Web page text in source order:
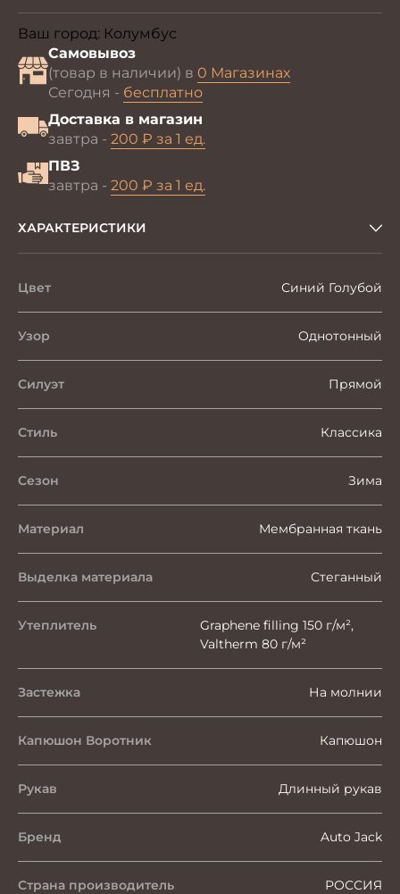
Ваш город: Колумбус
Самовывоз
(товар в наличии) в 0 Магазинах
Сегодня - бесплатно
Доставка в магазин
завтра - 200 ₽ за 1 ед.
ПВЗ
завтра - 200 ₽ за 1 ед.
ХАРАКТЕРИСТИКИ
Цвет Синий Голубой
Узор Однотонный
Силуэт Прямой
Стиль Классика
Сезон Зима
Материал Мембранная ткань
Выделка материала Стеганный
Утеплитель
Graphene filling 150 г/м²,
Valtherm 80 г/м²
Застежка На молнии
Капюшон Воротник Капюшон
Рукав Длинный рукав
Бренд Auto Jack
Страна производитель РОССИЯ